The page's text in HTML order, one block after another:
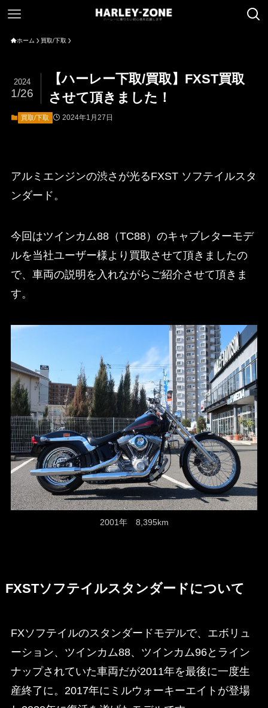
ホーム 買取/下取
【ハーレー下取/買取】FXST買取
させて頂きました！
2024
1/26
買取/下取 2024年1月27日
アルミエンジンの渋さが光るFXST ソフテイルスタ
ンダード。
今回はツインカム88（TC88）のキャブレターモデ
ルを当社ユーザー様より買取させて頂きましたの
で、車両の説明を入れながらご紹介させて頂きま
す。
2001年 8,395km
FXSTソフテイルスタンダードについて
FXソフテイルのスタンダードモデルで、エボリュ
ーション、ツインカム88、ツインカム96とライン
ナップされていた車両だが2011年を最後に一度生
産終了に。2017年にミルウォーキーエイトが登場